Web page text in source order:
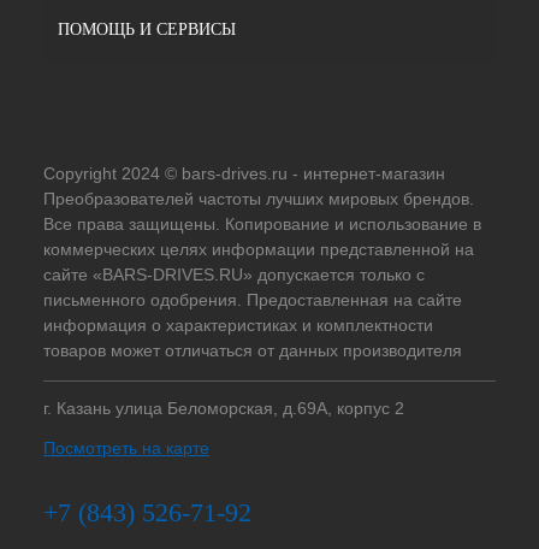
ПОМОЩЬ И СЕРВИСЫ
Copyright 2024 © bars-drives.ru - интернет-магазин
Преобразователей частоты лучших мировых брендов.
Все права защищены. Копирование и использование в
коммерческих целях информации представленной на
сайте «BARS-DRIVES.RU» допускается только с
письменного одобрения. Предоставленная на сайте
информация о характеристиках и комплектности
товаров может отличаться от данных производителя
г. Казань улица Беломорская, д.69А, корпус 2
Посмотреть на карте
+7 (843) 526-71-92